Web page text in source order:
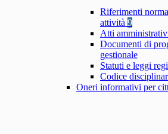
Riferimenti
attività 9
Atti
Documenti di
gestionale
Statuti e leggi
Codice
Oneri informativi per